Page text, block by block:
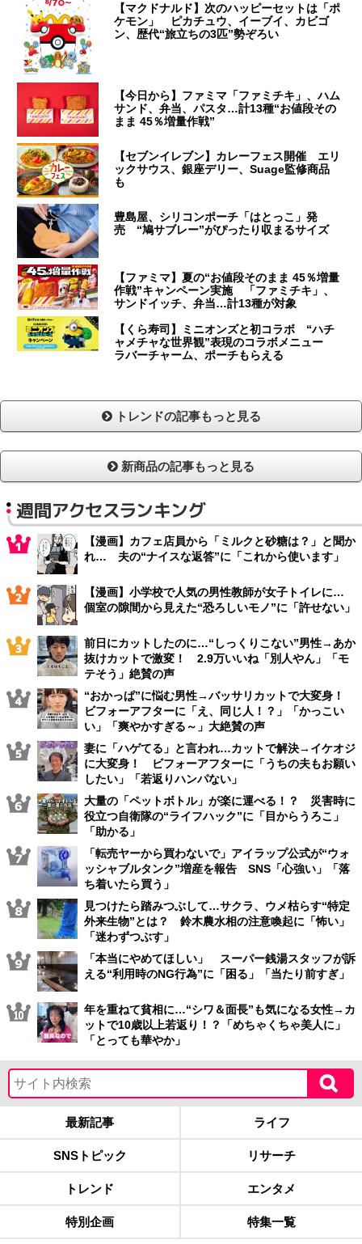
【マクドナルド】次のハッピーセットは「ポ
ケモン」 ピカチュウ、イーブイ、カビゴ
ン、歴代“旅立ちの3匹”勢ぞろい
【今日から】ファミマ「ファミチキ」、ハム
サンド、弁当、パスタ…計13種“お値段その
まま 45％増量作戦”
【セブンイレブン】カレーフェス開催 エリ
ックサウス、銀座デリー、Suage監修商品
も
豊島屋、シリコンポーチ「はとっこ」発
売 “鳩サブレー”がぴったり収まるサイズ
【ファミマ】夏の“お値段そのまま 45％増量
作戦”キャンペーン実施 「ファミチキ」、
サンドイッチ、弁当…計13種が対象
【くら寿司】ミニオンズと初コラボ “ハチ
ャメチャな世界観”表現のコラボメニュー
ラバーチャーム、ポーチもらえる
トレンドの記事もっと見る
新商品の記事もっと見る
週間アクセスランキング
【漫画】カフェ店員から「ミルクと砂糖は？」と聞か
れ… 夫の“ナイスな返答”に「これから使います」
【漫画】小学校で人気の男性教師が女子トイレに…
個室の隙間から見えた“恐ろしいモノ”に「許せない」
前日にカットしたのに…“しっくりこない”男性→あか
抜けカットで激変！ 2.9万いいね「別人やん」「モ
テそう」絶賛の声
“おかっぱ”に悩む男性→バッサリカットで大変身！
ビフォーアフターに「え、同じ人！？」「かっこい
い」「爽やかすぎる～」大絶賛の声
妻に「ハゲてる」と言われ…カットで解決→イケオジ
に大変身！ ビフォーアフターに「うちの夫もお願い
したい」「若返りハンパない」
大量の「ペットボトル」が楽に運べる！？ 災害時に
役立つ自衛隊の“ライフハック”に「目からうろこ」
「助かる」
「転売ヤーから買わないで」アイラップ公式が“ウォ
ッシャブルタンク”増産を報告 SNS「心強い」「落
ち着いたら買う」
見つけたら踏みつぶして…サクラ、ウメ枯らす“特定
外来生物”とは？ 鈴木農水相の注意喚起に「怖い」
「迷わずつぶす」
「本当にやめてほしい」 スーパー銭湯スタッフが訴
える“利用時のNG行為”に「困る」「当たり前すぎ」
年を重ねて貧相に…“シワ＆面長”も気になる女性→カ
ットで10歳以上若返り！？「めちゃくちゃ美人に」
「とっても華やか」
最新記事 ライフ
SNSトピック リサーチ
トレンド エンタメ
特別企画 特集一覧